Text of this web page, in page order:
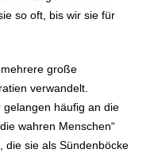
so oft, bis wir sie für
große
verwandelt.
gelangen häufig an die
wahren Menschen“
die sie als Sündenböcke